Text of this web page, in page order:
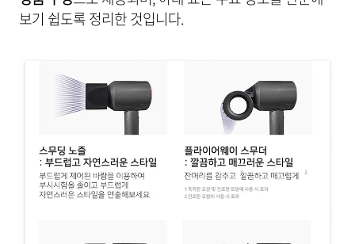
보기 쉽도록 정리한 것입니다.